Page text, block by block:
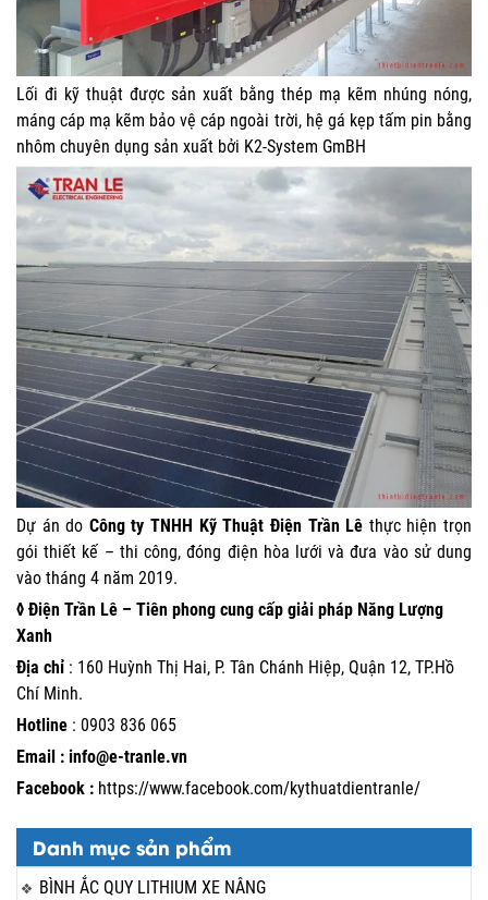
Danh mục sản phẩm
BÌNH ẮC QUY LITHIUM XE NÂNG
Lối đi kỹ thuật được sản xuất bằng thép mạ kẽm nhúng nóng,
máng cáp mạ kẽm bảo vệ cáp ngoài trời, hệ gá kẹp tấm pin bằng
nhôm chuyên dụng sản xuất bởi K2-System GmBH
Dự án do Công ty TNHH Kỹ Thuật Điện Trần Lê thực hiện trọn
gói thiết kế – thi công, đóng điện hòa lưới và đưa vào sử dung
vào tháng 4 năm 2019.
◊ Điện Trần Lê – Tiên phong cung cấp giải pháp Năng Lượng
Xanh
Địa chỉ : 160 Huỳnh Thị Hai, P. Tân Chánh Hiệp, Quận 12, TP.Hồ
Chí Minh.
Hotline : 0903 836 065
Email : info@e-tranle.vn
Facebook : https://www.facebook.com/kythuatdientranle/